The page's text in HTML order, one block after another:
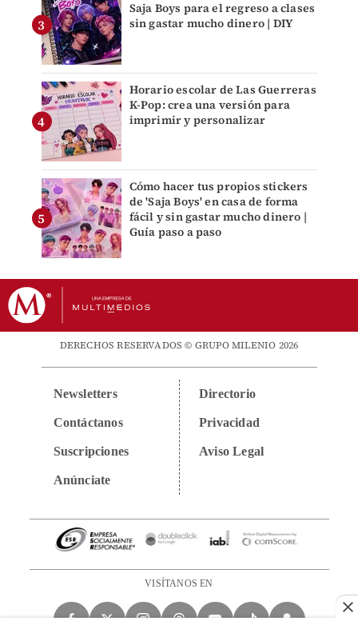
Saja Boys para el regreso a clases
sin gastar mucho dinero | DIY
Horario escolar de Las Guerreras
K-Pop: crea una versión para
imprimir y personalizar
Cómo hacer tus propios stickers
de 'Saja Boys' en casa de forma
fácil y sin gastar mucho dinero |
Guía paso a paso
DERECHOS RESERVADOS © GRUPO MILENIO 2026
Newsletters
Contáctanos
Suscripciones
Anúnciate
Directorio
Privacidad
Aviso Legal
VISÍTANOS EN